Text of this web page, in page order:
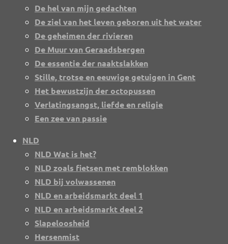
De hel van mijn gedachten
De ziel van het leven geboren uit het water
De geheimen der rivieren
De Muur van Geraadsbergen
De essentie der naaktslakken
Stille, trotse en eeuwige getuigen in Gent
Het bewustzijn der octopussen
Verlatingsangst, liefde en religie
Een zee van passie
NLD
NLD Wat is het?
NLD zoals fietsen met remblokken
NLD bij volwassenen
NLD en arbeidsmarkt deel 1
NLD en arbeidsmarkt deel 2
Slapeloosheid
Hersenmist